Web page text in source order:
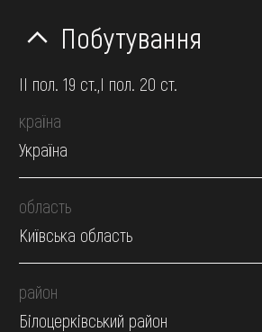
Побутування
II пол. 19 ст.,І пол. 20 ст.
країна
Україна
область
Київська область
район
Білоцерківський район